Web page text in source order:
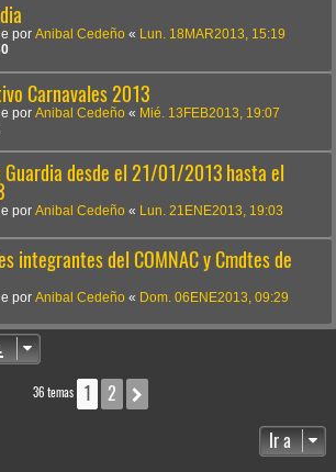
por Anibal Cedeño «
Lun. 18MAR2013, 15:19
Carnavales 2013
por Anibal Cedeño « Mié. 13FEB2013, 19:07
Guardia desde el 21/01/2013 hasta el
por Anibal Cedeño « Lun. 21ENE2013, 19:03
integrantes del COMNAC y Cmdtes de
por Anibal Cedeño « Dom. 06ENE2013, 09:29
36 temas 1 2
Ir a